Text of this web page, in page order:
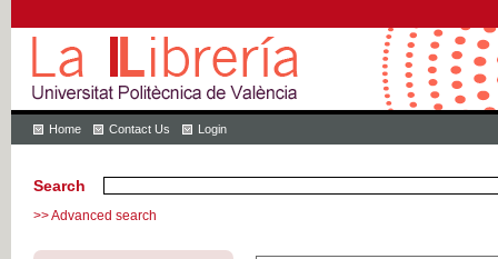
Home Contact Us Login
Search
>> Advanced search